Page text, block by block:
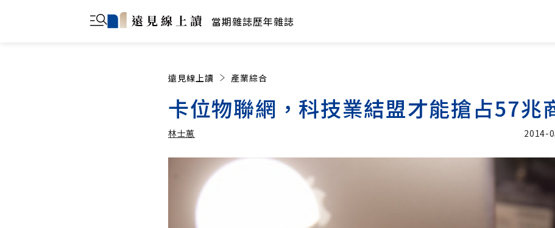
當期雜誌歷年雜誌
遠見線上讀 產業綜合
卡位物聯網，科技業結盟才能搶占57兆
林士蕙
林士蕙 加入追蹤
2014-